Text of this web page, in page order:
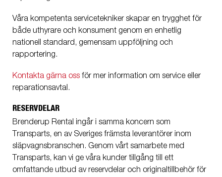
Våra kompetenta servicetekniker skapar en trygghet för
både uthyrare och konsument genom en enhetlig
nationell standard, gemensam uppföljning och
rapportering.
Kontakta gärna oss för mer information om service eller
reparationsavtal.
RESERVDELAR
Brenderup Rental ingår i samma koncern som
Transparts, en av Sveriges främsta leverantörer inom
släpvagnsbranschen. Genom vårt samarbete med
Transparts, kan vi ge våra kunder tillgång till ett
omfattande utbud av reservdelar och originaltillbehör för